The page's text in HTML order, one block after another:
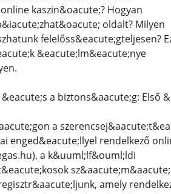
kaszin&oacute;? Hogyan
oldalt? Milyen
felelőss&eacute;gteljesen?
&eacute;lm&eacute;nye
a biztons&aacute;g: Első
a
enged&eacute;llyel rendelkező
a k&uuml;lf&ouml;ldi
amely